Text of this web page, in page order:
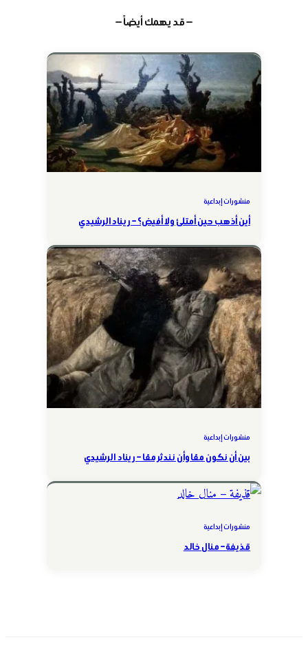
— قد يهمك أيضاً —
منشورات إبداعية
أين أذهب حين أمتلئ ولا أفيض؟ – ريناد الرشيدي
منشورات إبداعية
بين أن نكون معًا وأن نندثر معًا – ريناد الرشيدي
منشورات إبداعية
قذيفة – منال خالد